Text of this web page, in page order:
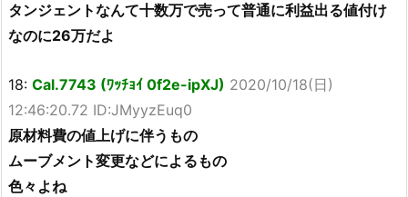
タンジェントなんて十数万で売って普通に利益出る値付け
なのに26万だよ
18: Cal.7743 (ﾜｯﾁｮｲ 0f2e-ipXJ) 2020/10/18(日)
12:46:20.72 ID:JMyyzEuq0
原材料費の値上げに伴うもの
ムーブメント変更などによるもの
色々よね